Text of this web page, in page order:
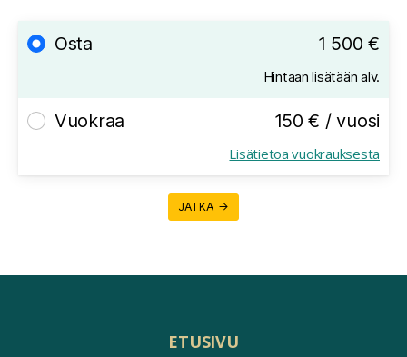
Osta 1 500 €
Hintaan lisätään alv.
Vuokraa 150 € / vuosi
Lisätietoa vuokrauksesta
JATKA →
ETUSIVU